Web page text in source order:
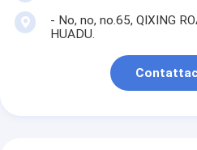
- No, no, no.65, QIXING
HUADU.